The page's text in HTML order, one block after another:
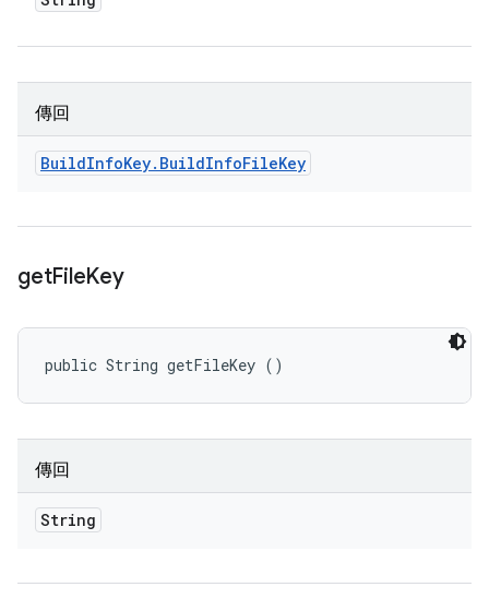
傳回
BuildInfoKey. BuildInfoFileKey
getFileKey
public String getFileKey ()
傳回
String